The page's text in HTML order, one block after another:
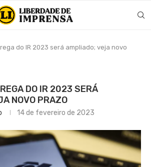
do IR 2023 será ampliado; veja novo
DO IR 2023 SERÁ
NOVO PRAZO
14 de fevereiro de 2023